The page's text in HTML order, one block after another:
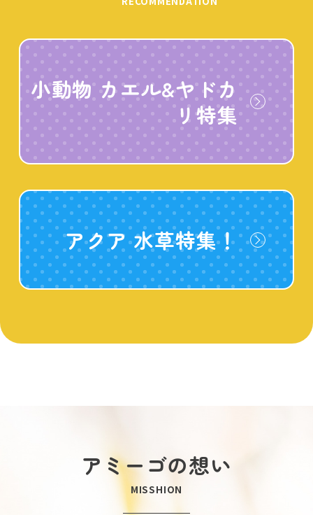
小動物 カエル&ヤドカ
リ特集
アクア 水草特集！
アミーゴの想い
MISSHION